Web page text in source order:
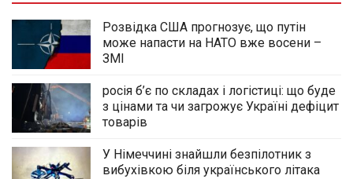
Розвідка США прогнозує, що путін
може напасти на НАТО вже восени –
ЗМІ
росія б’є по складах і логістиці: що буде
з цінами та чи загрожує Україні дефіцит
товарів
У Німеччині знайшли безпілотник з
вибухівкою біля українського літака